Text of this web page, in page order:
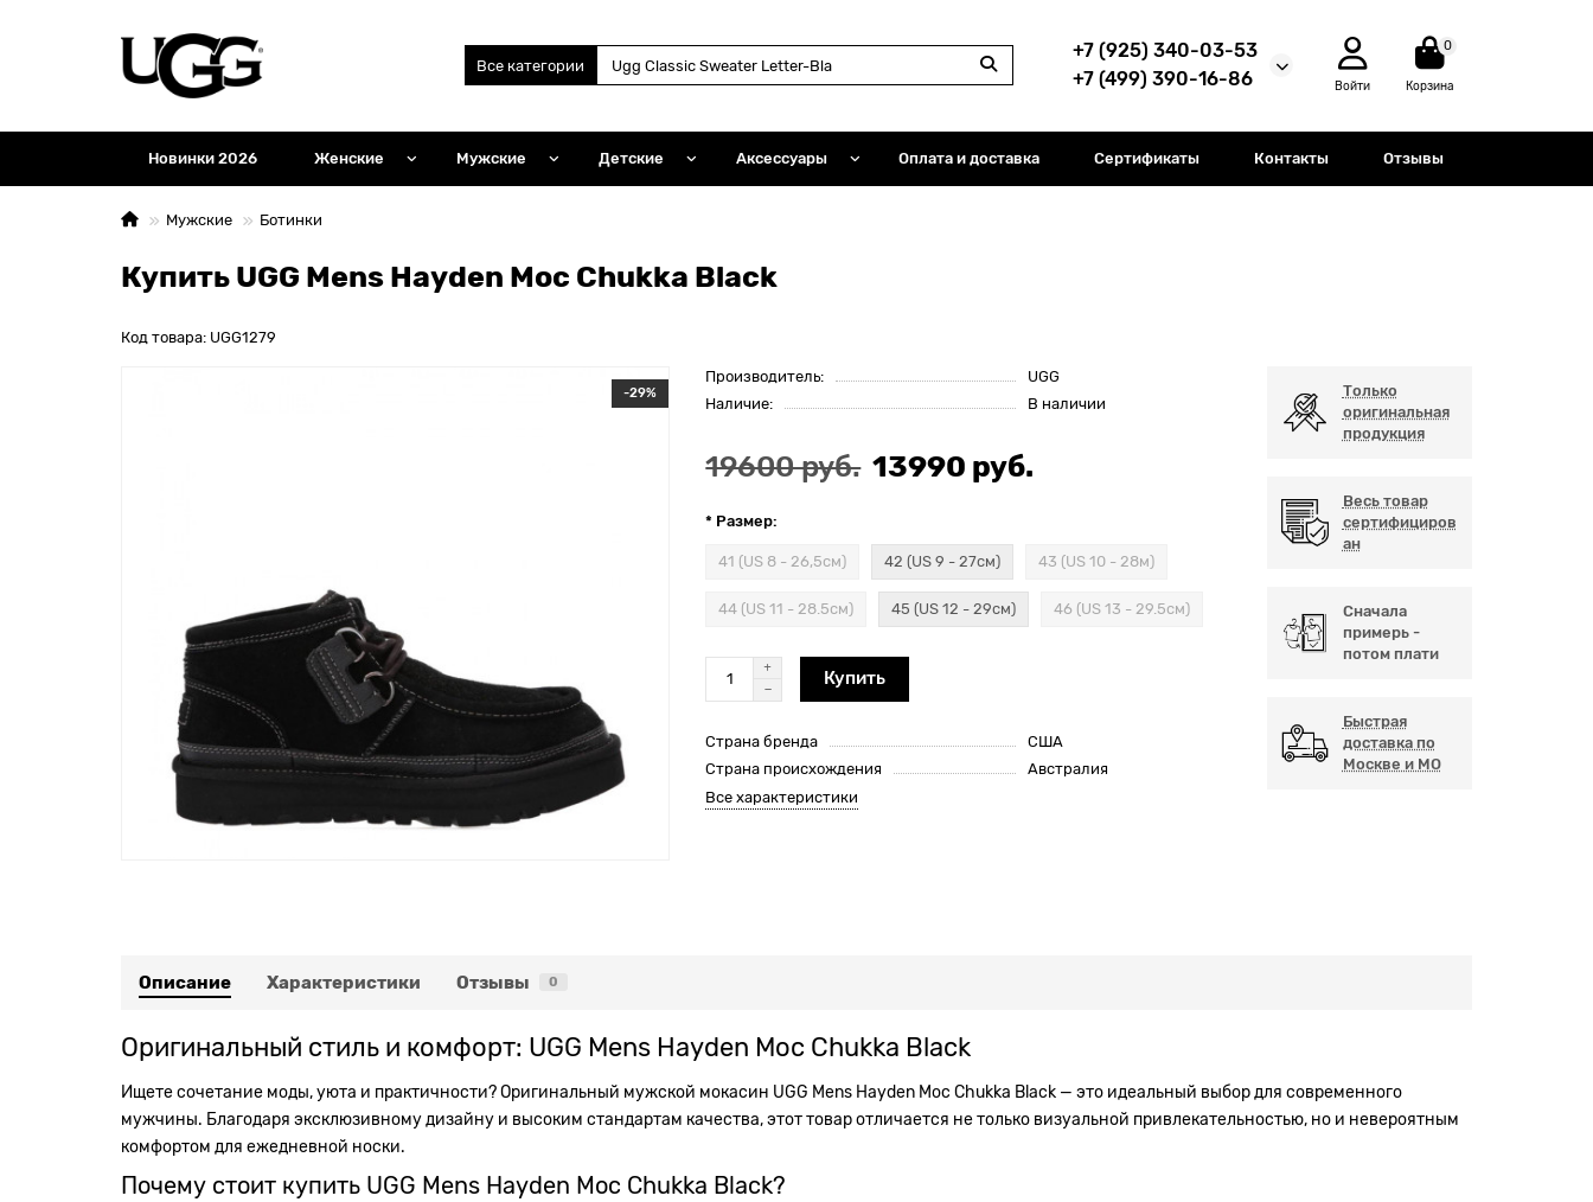
Все категории
+7 (925) 340-03-53
+7 (499) 390-16-86
Войти
0
Корзина
Новинки 2026 Женские Мужские Детские Аксессуары Оплата и доставка Сертификаты Контакты Отзывы
Мужские Ботинки
Купить UGG Mens Hayden Moc Chukka Black
Код товара: UGG1279
-29%
Производитель:
UGG
Наличие:
В наличии
19600 руб. 13990 руб.
* Размер:
41 (US 8 - 26,5см) 42 (US 9 - 27см) 43 (US 10 - 28м)
44 (US 11 - 28.5см) 45 (US 12 - 29см) 46 (US 13 - 29.5см)
Купить
Страна бренда
США
Страна происхождения
Австралия
Все характеристики
Только
оригинальная
продукция
Весь товар
сертифициров
ан
Сначала
примерь -
потом плати
Быстрая
доставка по
Москве и МО
Описание Характеристики Отзывы 0
Оригинальный стиль и комфорт: UGG Mens Hayden Moc Chukka Black
Ищете сочетание моды, уюта и практичности? Оригинальный мужской мокасин UGG Mens Hayden Moc Chukka Black — это идеальный выбор для современного
мужчины. Благодаря эксклюзивному дизайну и высоким стандартам качества, этот товар отличается не только визуальной привлекательностью, но и невероятным
комфортом для ежедневной носки.
Почему стоит купить UGG Mens Hayden Moc Chukka Black?